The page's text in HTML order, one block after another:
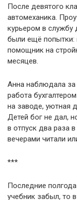
После девятого
автомеханика.
курьером в службу
были ещё попытки:
помощник на
месяцев.
Анна наблюдала
работа
на заводе, уютная
Детей бог не дал,
в отпуск два раза
вечерами читали
***
Последние полгода
учебник забыл, то